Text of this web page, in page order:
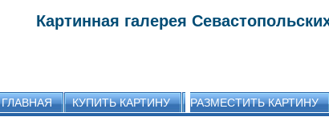
Картинная галерея
ГЛАВНАЯ КУПИТЬ КАРТИНУ РАЗМЕСТИТЬ КАРТИНУ